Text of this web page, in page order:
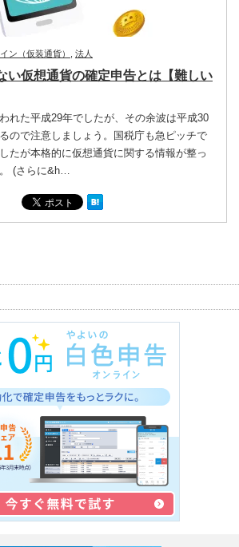
ン（仮装通貨） 法人
い仮想通貨の確定申告とは【難しい
れた平成29年でしたが、その余波は平成30
ので注意しましょう。国税庁も急ピッチで
たが本格的に仮想通貨に関する情報が整っ
(さらに&h…